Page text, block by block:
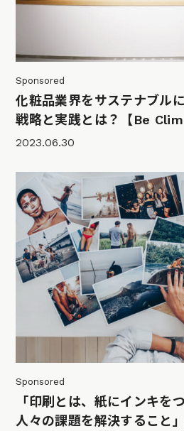
Sponsored
化粧品業界をサステナブル
戦略と実践とは？【Be
2023.06.30
Sponsored
「印刷とは、紙にインキを
人々の課題を解決すること